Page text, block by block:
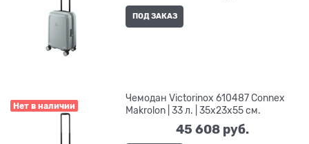
ПОД ЗАКАЗ
Нет в наличии
Чемодан Victorinox 610487 Connex
Makrolon | 33 л. | 35x23x55 см.
45 608 руб.